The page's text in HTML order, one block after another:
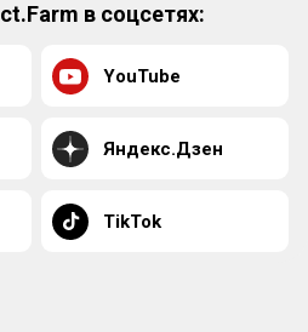
в соцсетях:
YouTube
Яндекс.Дзен
TikTok